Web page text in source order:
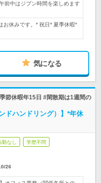
前中はジブン時間を楽しめます
休みです。* 祝日* 夏季休暇*
気になる
節休暇年15日 #閑散期は1週間の
ドハンドリング）】*年休
勤なし 学歴不問
26